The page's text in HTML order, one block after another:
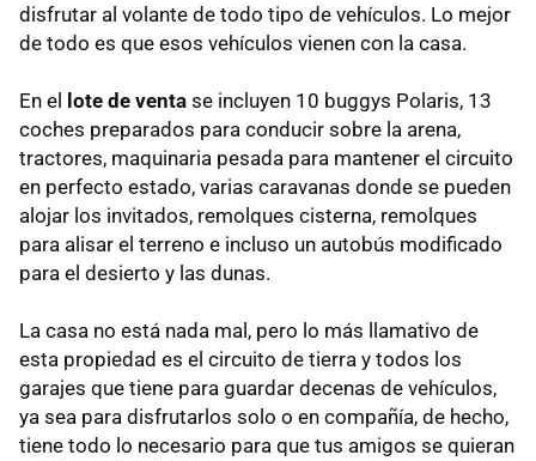
disfrutar al volante de todo tipo de vehículos. Lo mejor
de todo es que esos vehículos vienen con la casa.
En el lote de venta se incluyen 10 buggys Polaris, 13
coches preparados para conducir sobre la arena,
tractores, maquinaria pesada para mantener el circuito
en perfecto estado, varias caravanas donde se pueden
alojar los invitados, remolques cisterna, remolques
para alisar el terreno e incluso un autobús modificado
para el desierto y las dunas.
La casa no está nada mal, pero lo más llamativo de
esta propiedad es el circuito de tierra y todos los
garajes que tiene para guardar decenas de vehículos,
ya sea para disfrutarlos solo o en compañía, de hecho,
tiene todo lo necesario para que tus amigos se quieran